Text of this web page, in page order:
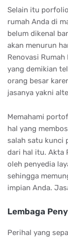
Selain itu
rumah Anda di
belum dikenal
akan menurun
Renovasi
yang demikian
orang besar
jasanya yakni
Memahami
hal yang
salah satu kunci
dari hal itu. Akta
oleh penyedia
sehingga
impian Anda.
Lembaga
Perihal yang